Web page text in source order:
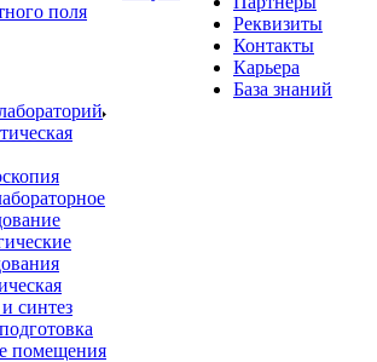
поля
синтез
помещения
Реквизиты
Контакты
Карьера
База знаний